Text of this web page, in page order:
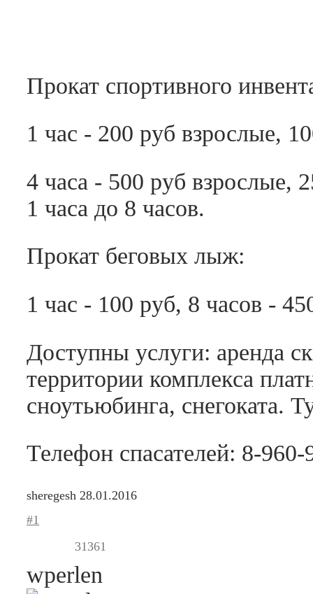
Прокат спортивного
1 час - 200 руб взрослые,
4 часа - 500 руб взрослые,
1 часа до 8 часов.
Прокат беговых лыж:
1 час - 100 руб, 8 часов -
Доступны услуги: аренда
территории комплекса
сноутьюбинга, снегоката.
Телефон спасателей: 8-
sheregesh 28.01.2016
#1
31361
wperlen